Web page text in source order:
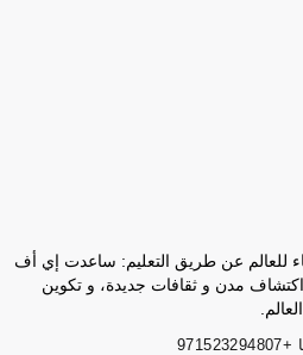
للعالم عن طريق التعليم: ساعدت إي أف
اكتشاف مدن و ثقافات جديدة، و تكوين
+971523294807